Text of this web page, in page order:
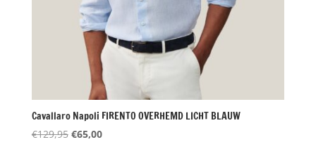
Cavallaro Napoli FIRENTO OVERHEMD LICHT BLAUW
€129,95 Oorspronkelijke
€65,00Huidige